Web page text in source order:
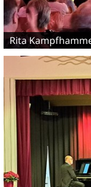
Rita